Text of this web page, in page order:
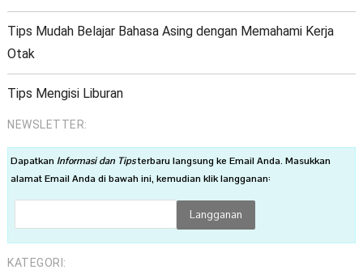
Tips Mudah Belajar Bahasa Asing dengan Memahami Kerja
Otak
Tips Mengisi Liburan
NEWSLETTER:
DapatkanInformasi dan Tipsterbaru langsung ke Email Anda. Masukkan
alamat Email Anda di bawah ini, kemudian klik langganan:
KATEGORI: